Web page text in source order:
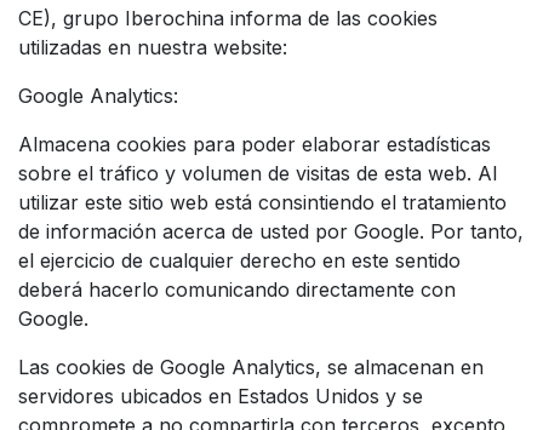
CE), grupo Iberochina informa de las cookies
utilizadas en nuestra website:
Google Analytics:
Almacena cookies para poder elaborar estadísticas
sobre el tráfico y volumen de visitas de esta web. Al
utilizar este sitio web está consintiendo el tratamiento
de información acerca de usted por Google. Por tanto,
el ejercicio de cualquier derecho en este sentido
deberá hacerlo comunicando directamente con
Google.
Las cookies de Google Analytics, se almacenan en
servidores ubicados en Estados Unidos y se
compromete a no compartirla con terceros, excepto